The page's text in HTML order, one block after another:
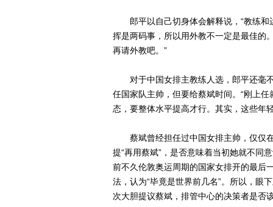
郎平以自己切身体会解释说，“教练和
挥是两码事，所以用外教不一定是最佳的
再请外教吧。”
对于中国女排主教练人选，郎平还毫不
任国家队主帅，但要给蔡斌时间。“刚上
态，要整体水平提高才行。其实，这些年
蔡斌曾经担任过中国女排主帅，仅仅在
提“再用蔡斌”，是否意味着当初她就不同
前不久伦敦奥运周期的国家女排开的最后
法，认为“毕竟是世界前几名”。所以，眼
次大胆提议蔡斌，排管中心的决策者是否